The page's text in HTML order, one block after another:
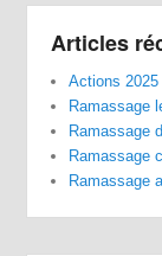
Articles
Actions
Ramassage
Ramassage
Ramassage
Ramassage